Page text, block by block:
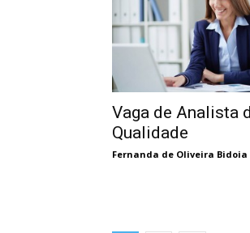
Vaga de Analista
Qualidade
Fernanda de Oliveira Bidoia